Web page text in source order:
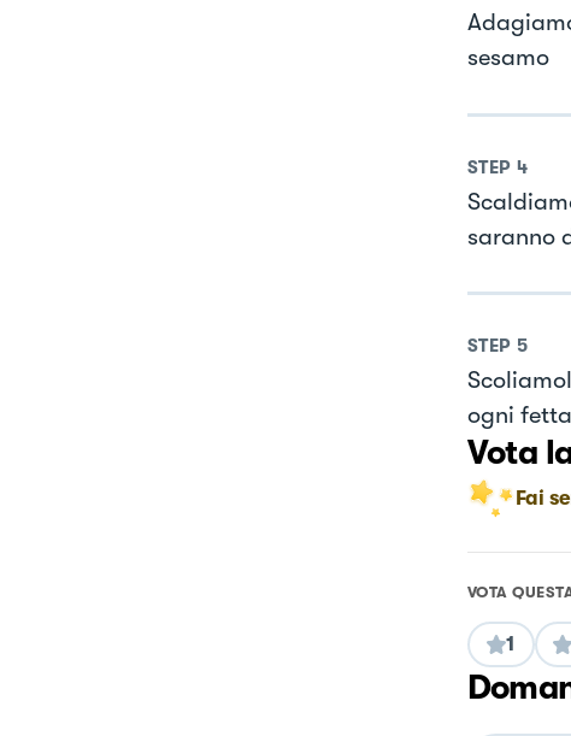
sesamo
STEP 4
saranno
STEP 5
ogni
Vota
Fai
VOTA
1